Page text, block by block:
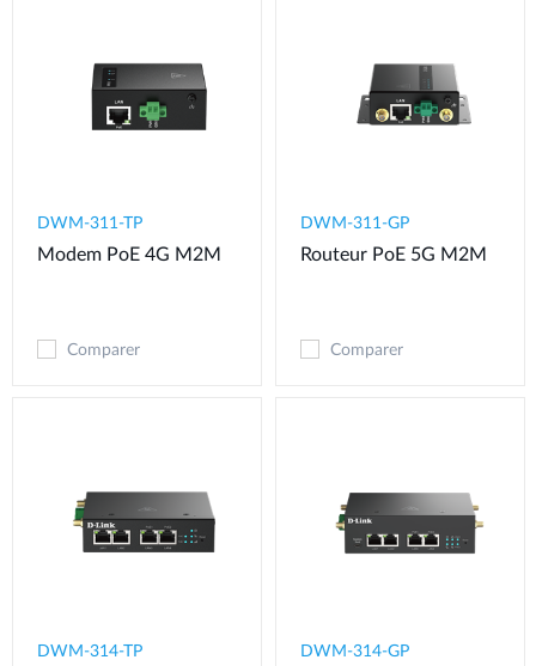
DWM-311-TP
Modem PoE 4G M2M​
Comparer
DWM-311-GP
Routeur PoE 5G M2M
Comparer
DWM-314-TP DWM-314-GP